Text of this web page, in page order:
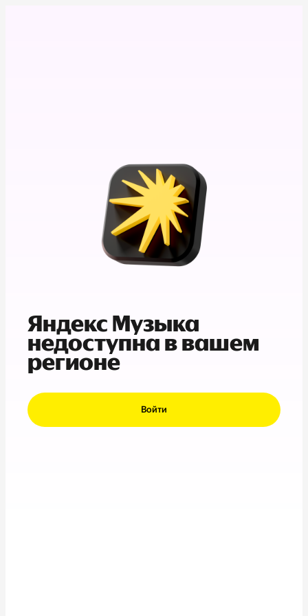
Яндекс Музыка
недоступна в вашем
регионе
Войти